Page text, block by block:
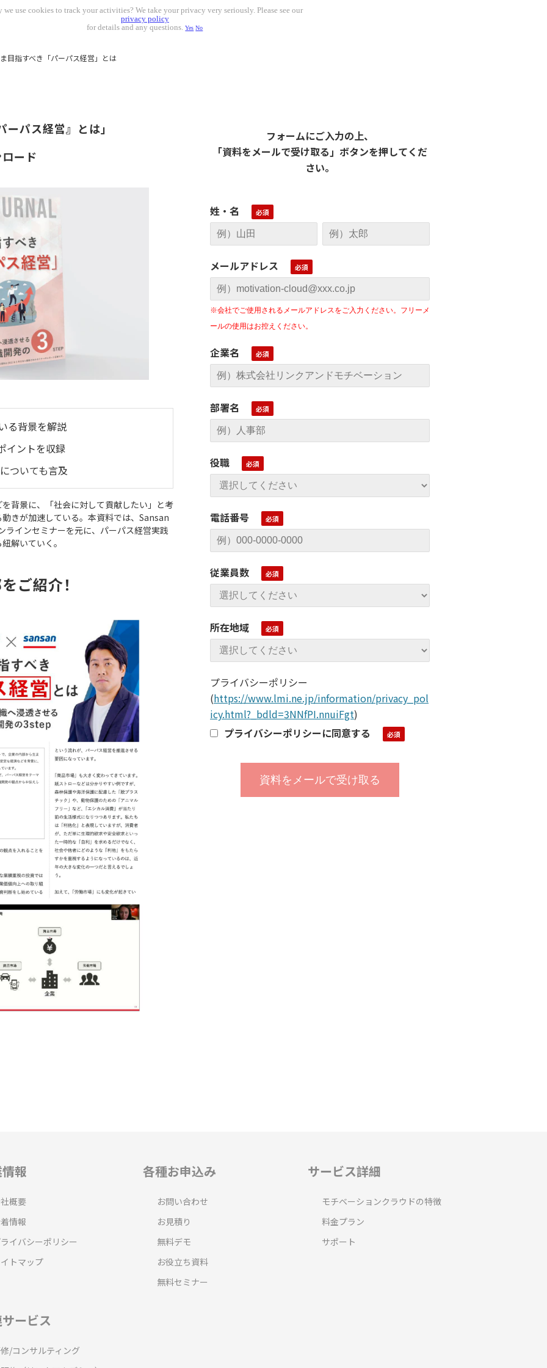
目指すべき「パーパス経営」とは
パス経営』とは」
ード
る背景を解説
イントを収録
ついても言及
背景に、「社会に対して貢献したい」と考
きが加速している。本資料では、Sansan
ラインセミナーを元に、パーパス経営実践
解いていく。
ご紹介！
フォームにご入力の上、
「資料をメールで受け取る」ボタンを押してくだ
さい。
姓・名
メールアドレス
※会社でご使用されるメールアドレスをご入力ください。フリーメ
ールの使用はお控えください。
企業名
部署名
役職
電話番号
従業員数
所在地域
プライバシーポリシー
(https://www.lmi.ne.jp/information/privacy_pol
icy.html?_bdld=3NNfPI.nnuiFgt)
プライバシーポリシーに同意する
報
概要
情報
イバシーポリシー
トマップ
各種お申込み
お問い合わせ
お見積り
無料デモ
お役立ち資料
無料セミナー
サービス詳細
モチベーションクラウドの特徴
料金プラン
サポート
ービス
/コンサルティング
we use cookies to track your activities? We take your privacy very seriously. Please see our
privacy policy
for details and any questions.Yes No